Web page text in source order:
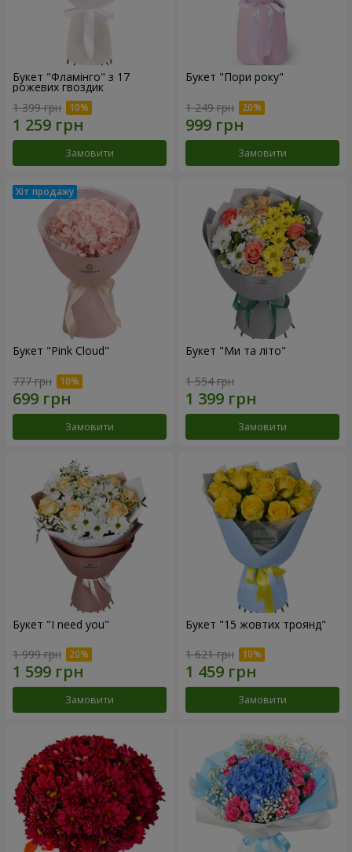
Букет "Фламінго" з 17
рожевих гвоздик
1 399 грн
Замовити
Букет "Пори року"
1 249 грн
Замовити
Букет "Pink Cloud"
777 грн
Замовити
Букет "Ми та літо"
1 554 грн
Замовити
Букет "I need you"
1 999 грн
Замовити
Букет "15 жовтих троянд"
1 621 грн
Замовити